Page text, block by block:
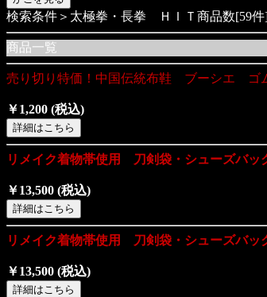
検索条件＞太極拳・長拳 ＨＩＴ商品数[59件
商品一覧
売り切り特価！中国伝統布鞋 ブーシエ ゴ
￥1,200 (税込)
リメイク着物帯使用 刀剣袋・シューズバ
￥13,500 (税込)
リメイク着物帯使用 刀剣袋・シューズバッ
￥13,500 (税込)